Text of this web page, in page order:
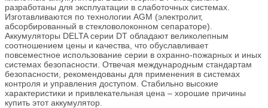
разработаны для эксплуатации в слаботочных системах.
Изготавливаются по технологии AGM (электролит,
абсорбированный в стекловолоконном сепараторе).
Аккумуляторы DELTA серии DT обладают великолепным
соотношением цены и качества, что обуславливает
повсеместное использование серии в охранно-пожарных и иных
системах безопасности. Отвечая международным стандартам
безопасности, рекомендованы для применения в системах
контроля и управления доступом. Стабильно высокие
характеристики и привлекательная цена – хорошие причины
купить этот аккумулятор.